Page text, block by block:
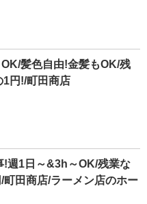
髪色自由!金髪もOK/残
1円!/町田商店
!週1日～&3h～OK/残業な
町田商店/ラーメン店のホー